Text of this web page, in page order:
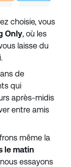
choisie, vous
Only, où les
laisse du
de
qui
après-midis
entre amis
même la
le matin
essayons